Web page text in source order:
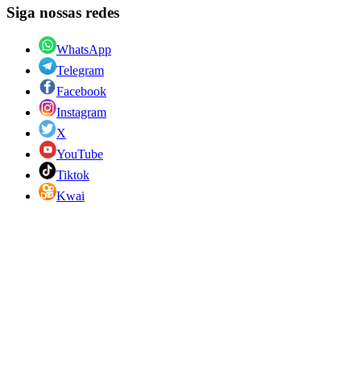
Siga nossas redes
WhatsApp
Telegram
Facebook
Instagram
X
YouTube
Tiktok
Kwai